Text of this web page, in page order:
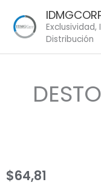
content
Distribución
$64,81